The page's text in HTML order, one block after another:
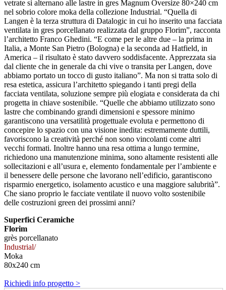
vetrate si alternano alle lastre in gres Magnum Oversize 80×240 cm
nel sobrio colore moka della collezione Industrial. “Quella di
Langen è la terza struttura di Datalogic in cui ho inserito una facciata
ventilata in gres porcellanato realizzata dal gruppo Florim”, racconta
l’architetto Franco Ghedini. “E come per le altre due – la prima in
Italia, a Monte San Pietro (Bologna) e la seconda ad Hatfield, in
America – il risultato è stato davvero soddisfacente. Apprezzata sia
dal cliente che in generale da chi vive o transita per Langen, dove
abbiamo portato un tocco di gusto italiano”. Ma non si tratta solo di
resa estetica, assicura l’architetto spiegando i tanti pregi della
facciata ventilata, soluzione sempre più elogiata e considerata da chi
progetta in chiave sostenibile. “Quelle che abbiamo utilizzato sono
lastre che combinando grandi dimensioni e spessore minimo
garantiscono una versatilità progettuale evoluta e permettono di
concepire lo spazio con una visione inedita: estremamente duttili,
favoriscono la creatività perché non sono vincolanti come altri
vecchi formati. Inoltre hanno una resa ottima a lungo termine,
richiedono una manutenzione minima, sono altamente resistenti alle
sollecitazioni e all’usura e, elemento fondamentale per l’ambiente e
il benessere delle persone che lavorano nell’edificio, garantiscono
risparmio energetico, isolamento acustico e una maggiore salubrità”.
Che siano proprio le facciate ventilate il nuovo volto sostenibile
delle costruzioni green dei prossimi anni?
Superfici Ceramiche
Florim
grès porcellanato
Industrial/
Moka
80x240 cm
Richiedi info progetto >